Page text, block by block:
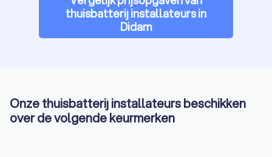
thuisbatterij installateurs in
Didam
Onze thuisbatterij installateurs beschikken
over de volgende keurmerken